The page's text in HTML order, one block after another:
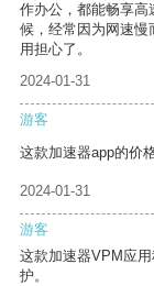
作办公，都能畅享高
候，经常因为网速慢
用担心了。
2024-01-31
游客
这款加速器app的价
2024-01-31
游客
这款加速器VPM应
护。